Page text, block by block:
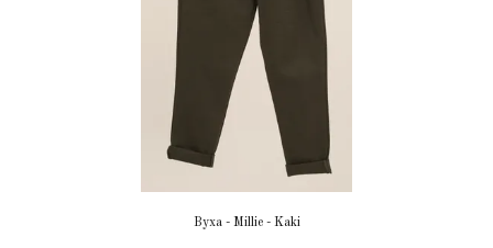
Byxa - Millie - Kaki